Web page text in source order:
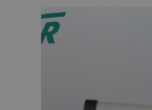
color and size.
high-capacity